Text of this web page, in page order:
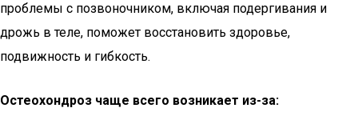
проблемы с позвоночником, включая подергивания и
дрожь в теле, поможет восстановить здоровье,
подвижность и гибкость.
Остеохондроз чаще всего возникает из-за: